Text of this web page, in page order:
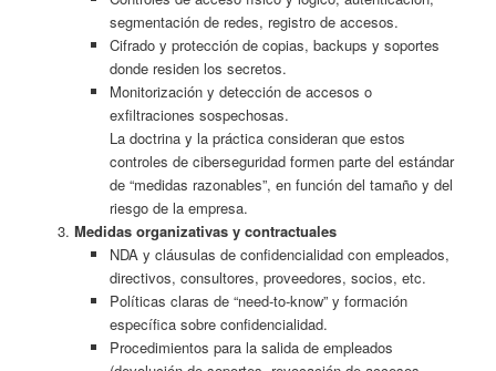
segmentación de redes, registro de accesos.
Cifrado y protección de copias, backups y soportes
donde residen los secretos.
Monitorización y detección de accesos o
exfiltraciones sospechosas.
La doctrina y la práctica consideran que estos
controles de ciberseguridad formen parte del estándar
de “medidas razonables”, en función del tamaño y del
riesgo de la empresa.
Medidas organizativas y contractuales
NDA y cláusulas de confidencialidad con empleados,
directivos, consultores, proveedores, socios, etc.
Políticas claras de “need‑to‑know” y formación
específica sobre confidencialidad.
Procedimientos para la salida de empleados